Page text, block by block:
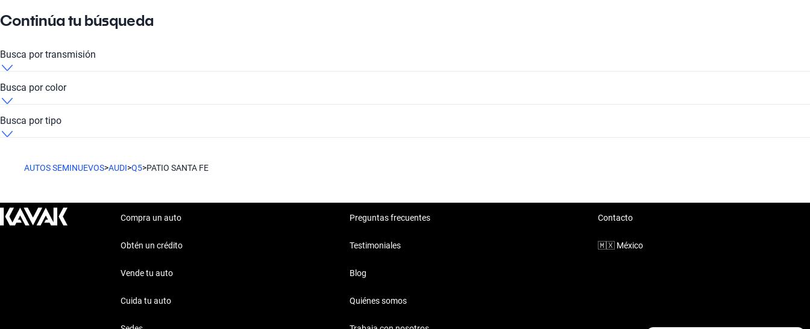
Continúa tu búsqueda
Busca por transmisión
Audi Q5 Patio Santa Fe Automatic
Busca por color
Audi Q5 Patio Santa Fe Azul
Busca por tipo
AUTOS SEMINUEVOS>AUDI>Q5>PATIO SANTA FE
Compra un auto
Obtén un crédito
Vende tu auto
Cuida tu auto
Preguntas frecuentes
Testimoniales
Blog
Quiénes somos
Contacto
🇲🇽 México